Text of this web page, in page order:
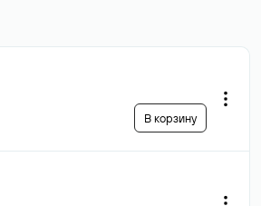
В корзину